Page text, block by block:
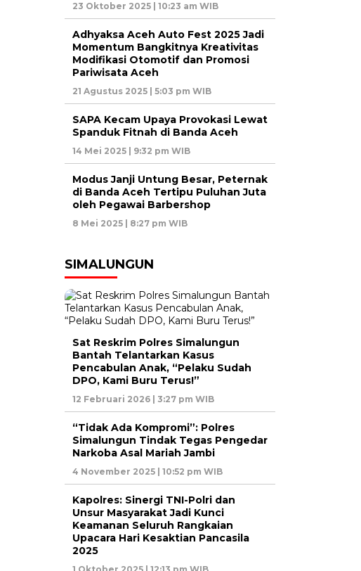
23 Oktober 2025 | 10:23 am WIB
Adhyaksa Aceh Auto Fest 2025 Jadi
Momentum Bangkitnya Kreativitas
Modifikasi Otomotif dan Promosi
Pariwisata Aceh
21 Agustus 2025 | 5:03 pm WIB
SAPA Kecam Upaya Provokasi Lewat
Spanduk Fitnah di Banda Aceh
14 Mei 2025 | 9:32 pm WIB
Modus Janji Untung Besar, Peternak
di Banda Aceh Tertipu Puluhan Juta
oleh Pegawai Barbershop
8 Mei 2025 | 8:27 pm WIB
SIMALUNGUN
Sat Reskrim Polres Simalungun
Bantah Telantarkan Kasus
Pencabulan Anak, “Pelaku Sudah
DPO, Kami Buru Terus!”
12 Februari 2026 | 3:27 pm WIB
“Tidak Ada Kompromi”: Polres
Simalungun Tindak Tegas Pengedar
Narkoba Asal Mariah Jambi
4 November 2025 | 10:52 pm WIB
Kapolres: Sinergi TNI-Polri dan
Unsur Masyarakat Jadi Kunci
Keamanan Seluruh Rangkaian
Upacara Hari Kesaktian Pancasila
2025